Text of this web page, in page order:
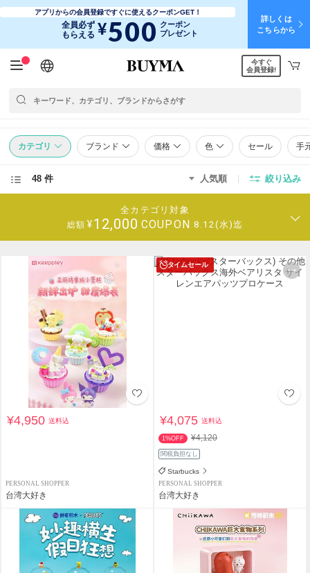
アプリからの会員登録ですぐに使えるクーポンGET！
全員必ず
もらえる ¥500 クーポン
プレゼント
詳しくは
こちらから
日本語
English
简体中文
繁體中文
今すぐ
会員登録!
カテゴリ ブランド 価格 色 セール 手
48 件 人気順 絞り込み
全カテゴリ対象
総額 ¥12,000 COUPON 8.12(水)迄
¥4,950送料込
PERSONAL SHOPPER
台湾大好き
タイムセール
¥4,075送料込
1%OFF ¥4,120
関税負担なし
Starbucks
PERSONAL SHOPPER
台湾大好き